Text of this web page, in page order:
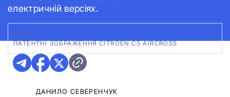
електричній версіях.
ФОТО:
ПАТЕНТНІ ЗОБРАЖЕННЯ CITROЁN C5 AIRCROSS
ДАНИЛО СЕВЕРЕНЧУК